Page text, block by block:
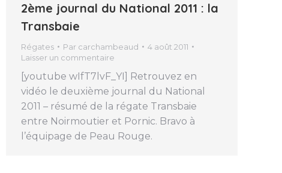
2ème journal du National 2011 : la
Transbaie
Régates Par carchambeaud
4 août 2011
Laisser un commentaire
[youtube wIfT7lvF_YI] Retrouvez en
vidéo le deuxième journal du National
2011 – résumé de la régate Transbaie
entre Noirmoutier et Pornic. Bravo à
l’équipage de Peau Rouge.